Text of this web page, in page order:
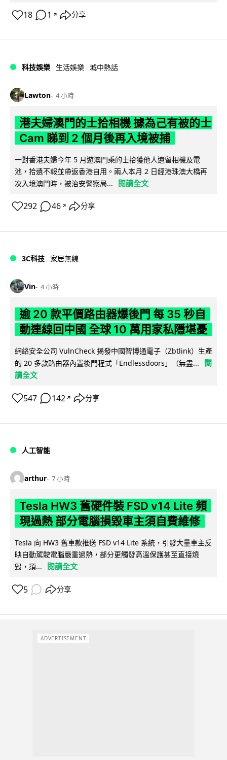
18 1 ↗ 分享
科技娛樂 生活娛樂 城中熱話
Lawton 4 小時
港夫婦澳門的士拾相機 據為己有被的士
Cam 睇到 2 個月後再入境被捕
一對香港夫婦今年 5 月遊澳門乘的士拾獲他人遺留相機及電
池，拾遺不報並帶返香港自用。兩人本月 2 日經港珠澳大橋再
次入境澳門時，被治安警察局...
閱讀全文
292 46 ↗ 分享
3C科技 家居無線
Vin 4 小時
逾 20 款平價路由器爆後門 每 35 秒自
動連線回中國 全球 10 萬用家私隱堪憂
網絡安全公司 VulnCheck 揭發中國智博通電子（Zbtlink）生產
的 20 多款路由器內置後門程式「Endlessdoors」（無盡...
閱
讀全文
547 142 ↗ 分享
人工智能
arthur 7 小時
Tesla HW3 舊硬件裝 FSD v14 Lite 頻
現過熱 部分電腦損毀車主須自費維修
Tesla 向 HW3 舊車款推送 FSD v14 Lite 系統，引發大量車主反
映自動駕駛電腦嚴重過熱，部分更觸發高溫保護甚至直接燒
毀，須...
閱讀全文
5 分享
ADVERTISEMENT